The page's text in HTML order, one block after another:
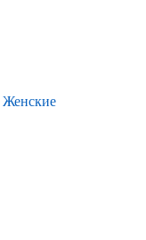
Женские